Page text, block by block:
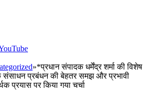
»*प्रधान संपादक धर्मेंद्र शर्मा की विशेष
प्रबंधन की बेहतर समझ और प्रभावी
प्रयास पर किया गया चर्चा